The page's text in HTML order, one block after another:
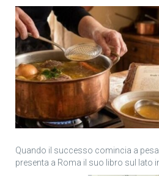
Quando il successo comincia a
presenta a Roma il suo libro sul lato